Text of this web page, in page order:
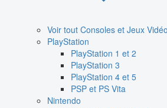
Voir tout Consoles et Jeux Vidéo
PlayStation
PlayStation 1 et 2
PlayStation 3
PlayStation 4 et 5
PSP et PS Vita
Nintendo